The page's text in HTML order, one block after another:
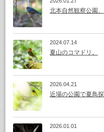
北本自然観察公園、
2024.07.14
夏山のコマドリ。
2026.04.21
近場の公園で夏鳥探
2026.01.01